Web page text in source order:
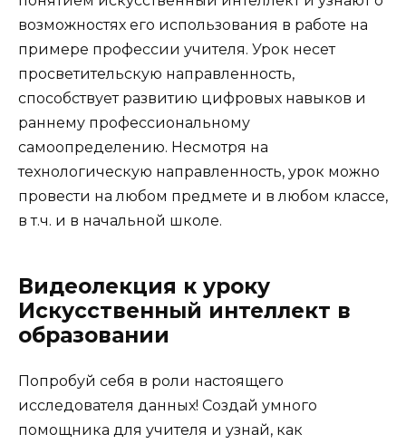
возможностях его использования в работе на
примере профессии учителя. Урок несет
просветительскую направленность,
способствует развитию цифровых навыков и
раннему профессиональному
самоопределению. Несмотря на
технологическую направленность, урок можно
провести на любом предмете и в любом классе,
в т.ч. и в начальной школе.
Видеолекция к уроку
Искусственный интеллект в
образовании
Попробуй себя в роли настоящего
исследователя данных! Создай умного
помощника для учителя и узнай, как